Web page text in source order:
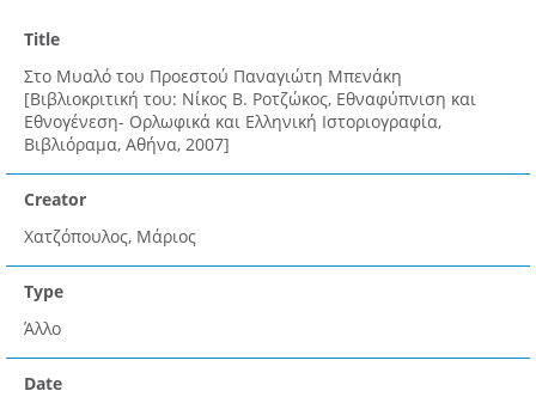
Title
Στο Μυαλό του Προεστού Παναγιώτη Μπενάκη
[Βιβλιοκριτική του: Νίκος Β. Ροτζώκος, Εθναφύπνιση και
Εθνογένεση- Ορλωφικά και Ελληνική Ιστοριογραφία,
Βιβλιόραμα, Αθήνα, 2007]
Creator
Χατζόπουλος, Μάριος
Type
Άλλο
Date